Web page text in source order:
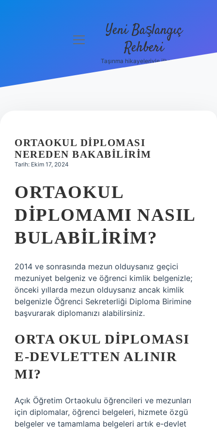
Politikası
menüyü
Yeni Başlangıç
Rehberi
Taşınma hikayeleriyle ilham bul!
ORTAOKUL DIPLOMASI
NEREDEN BAKABILIRIM
Tarih: Ekim 17, 2024
ORTAOKUL
DIPLOMAMI NASIL
BULABILIRIM?
2014 ve sonrasında mezun olduysanız geçici
mezuniyet belgeniz ve öğrenci kimlik belgenizle;
önceki yıllarda mezun olduysanız ancak kimlik
belgenizle Öğrenci Sekreterliği Diploma Birimine
başvurarak diplomanızı alabilirsiniz.
ORTA OKUL DIPLOMASI
E-DEVLETTEN ALINIR
MI?
Açık Öğretim Ortaokulu öğrencileri ve mezunları
için diplomalar, öğrenci belgeleri, hizmete özgü
belgeler ve tamamlama belgeleri artık e-devlet